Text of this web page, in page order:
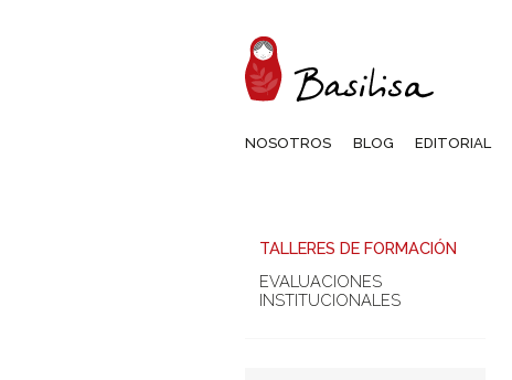
NOSOTROS BLOG EDITORIAL
TALLERES DE FORMACIÓN
EVALUACIONES
INSTITUCIONALES